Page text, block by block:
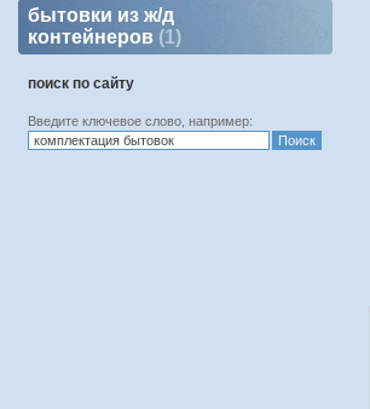
бытовки из ж/д
контейнеров
1
поиск по сайту
Введите ключевое слово, например: